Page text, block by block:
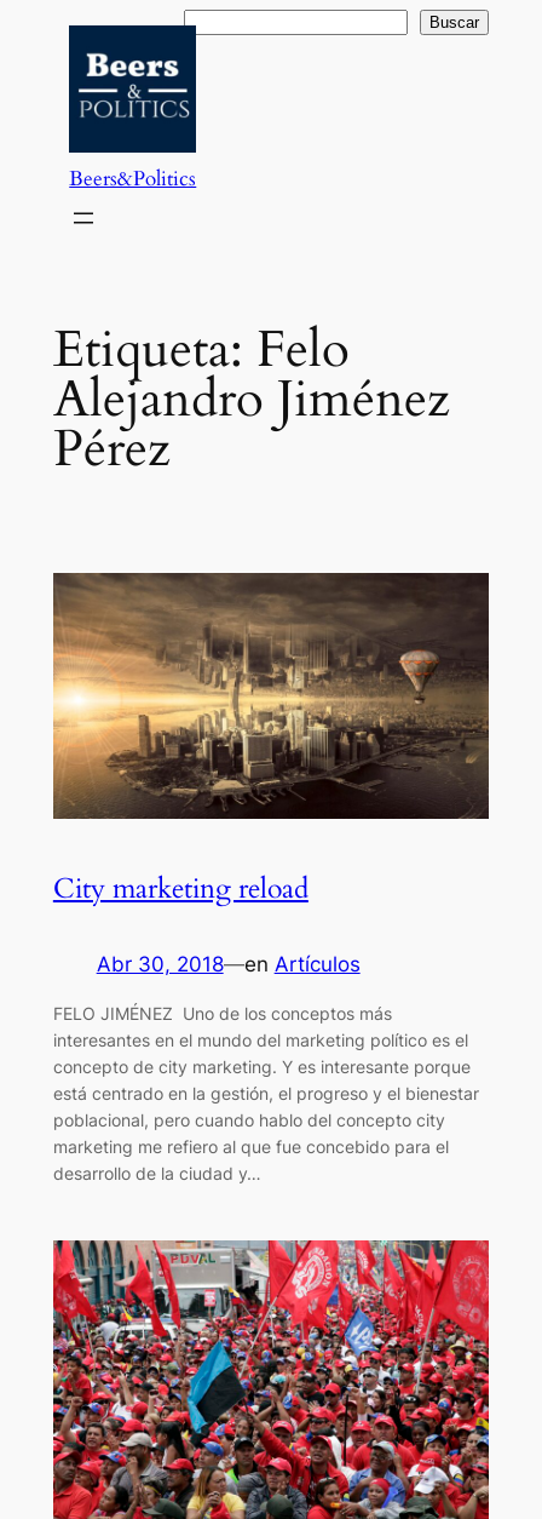
contenido
Buscar Buscar
Beers&Politics
Etiqueta: Felo
Alejandro Jiménez
Pérez
City marketing reload
Abr 30, 2018—en Artículos
FELO JIMÉNEZ Uno de los conceptos más
interesantes en el mundo del marketing político es el
concepto de city marketing. Y es interesante porque
está centrado en la gestión, el progreso y el bienestar
poblacional, pero cuando hablo del concepto city
marketing me refiero al que fue concebido para el
desarrollo de la ciudad y…